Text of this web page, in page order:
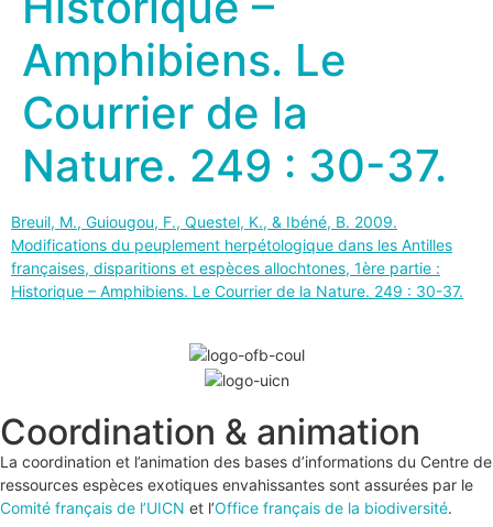
Amphibiens. Le
Courrier de la
Nature. 249 : 30-37.
Breuil, M., Guiougou, F., Questel, K., & Ibéné, B. 2009.
Modifications du peuplement herpétologique dans les Antilles
françaises, disparitions et espèces allochtones, 1ère partie :
Historique – Amphibiens. Le Courrier de la Nature. 249 : 30-37.
Coordination & animation
La coordination et l’animation des bases d’informations du Centre de
ressources espèces exotiques envahissantes sont assurées par le
Comité français de l’UICN et l’Office français de la biodiversité.